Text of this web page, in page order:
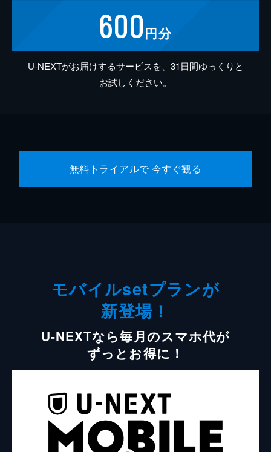
600円分
U-NEXTがお届けするサービスを、31日間ゆっくりと
お試しください。
無料トライアルで 今すぐ観る
モバイルsetプランが
新登場！
U-NEXTなら毎月のスマホ代が
ずっとお得に！